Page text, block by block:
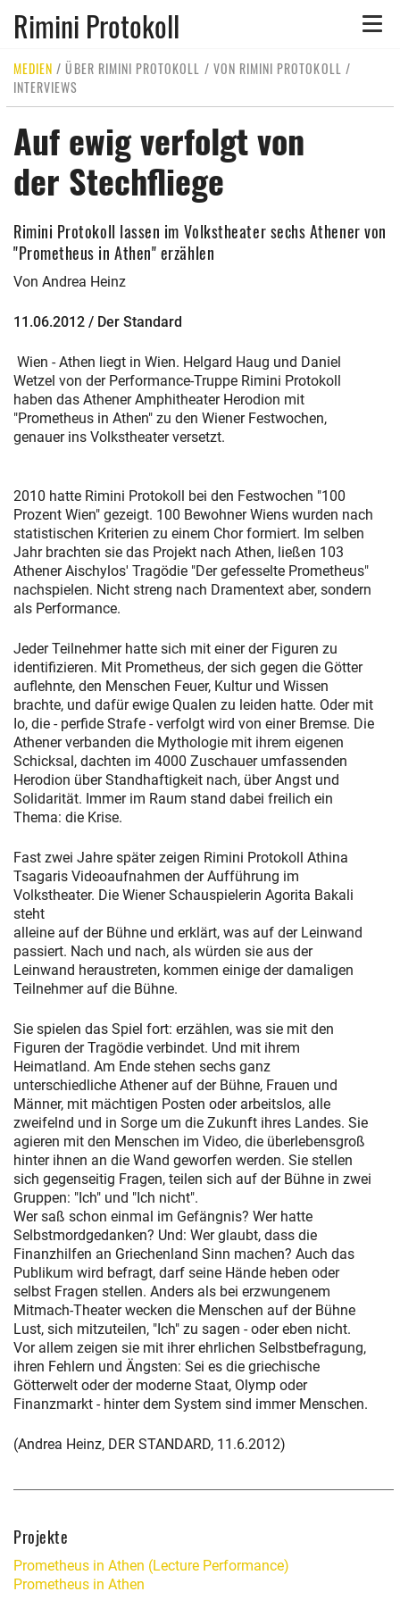
Toggle
Rimini Protokoll
MEDIEN /ÜBER RIMINI PROTOKOLL / VON RIMINI PROTOKOLL /
INTERVIEWS
Auf ewig verfolgt von
der Stechfliege
Rimini Protokoll lassen im Volkstheater sechs Athener von
"Prometheus in Athen" erzählen
Von Andrea Heinz
11.06.2012 / Der Standard
Wien - Athen liegt in Wien. Helgard Haug und Daniel
Wetzel von der Performance-Truppe Rimini Protokoll
haben das Athener Amphitheater Herodion mit
"Prometheus in Athen" zu den Wiener Festwochen,
genauer ins Volkstheater versetzt.
2010 hatte Rimini Protokoll bei den Festwochen "100
Prozent Wien" gezeigt. 100 Bewohner Wiens wurden nach
statistischen Kriterien zu einem Chor formiert. Im selben
Jahr brachten sie das Projekt nach Athen, ließen 103
Athener Aischylos' Tragödie "Der gefesselte Prometheus"
nachspielen. Nicht streng nach Dramentext aber, sondern
als Performance.
Jeder Teilnehmer hatte sich mit einer der Figuren zu
identifizieren. Mit Prometheus, der sich gegen die Götter
auflehnte, den Menschen Feuer, Kultur und Wissen
brachte, und dafür ewige Qualen zu leiden hatte. Oder mit
Io, die - perfide Strafe - verfolgt wird von einer Bremse. Die
Athener verbanden die Mythologie mit ihrem eigenen
Schicksal, dachten im 4000 Zuschauer umfassenden
Herodion über Standhaftigkeit nach, über Angst und
Solidarität. Immer im Raum stand dabei freilich ein
Thema: die Krise.
Fast zwei Jahre später zeigen Rimini Protokoll Athina
Tsagaris Videoaufnahmen der Aufführung im
Volkstheater. Die Wiener Schauspielerin Agorita Bakali
steht
alleine auf der Bühne und erklärt, was auf der Leinwand
passiert. Nach und nach, als würden sie aus der
Leinwand heraustreten, kommen einige der damaligen
Teilnehmer auf die Bühne.
Sie spielen das Spiel fort: erzählen, was sie mit den
Figuren der Tragödie verbindet. Und mit ihrem
Heimatland. Am Ende stehen sechs ganz
unterschiedliche Athener auf der Bühne, Frauen und
Männer, mit mächtigen Posten oder arbeitslos, alle
zweifelnd und in Sorge um die Zukunft ihres Landes. Sie
agieren mit den Menschen im Video, die überlebensgroß
hinter ihnen an die Wand geworfen werden. Sie stellen
sich gegenseitig Fragen, teilen sich auf der Bühne in zwei
Gruppen: "Ich" und "Ich nicht".
Wer saß schon einmal im Gefängnis? Wer hatte
Selbstmordgedanken? Und: Wer glaubt, dass die
Finanzhilfen an Griechenland Sinn machen? Auch das
Publikum wird befragt, darf seine Hände heben oder
selbst Fragen stellen. Anders als bei erzwungenem
Mitmach-Theater wecken die Menschen auf der Bühne
Lust, sich mitzuteilen, "Ich" zu sagen - oder eben nicht.
Vor allem zeigen sie mit ihrer ehrlichen Selbstbefragung,
ihren Fehlern und Ängsten: Sei es die griechische
Götterwelt oder der moderne Staat, Olymp oder
Finanzmarkt - hinter dem System sind immer Menschen.
(Andrea Heinz, DER STANDARD, 11.6.2012)
Projekte
Prometheus in Athen (Lecture Performance)
Prometheus in Athen